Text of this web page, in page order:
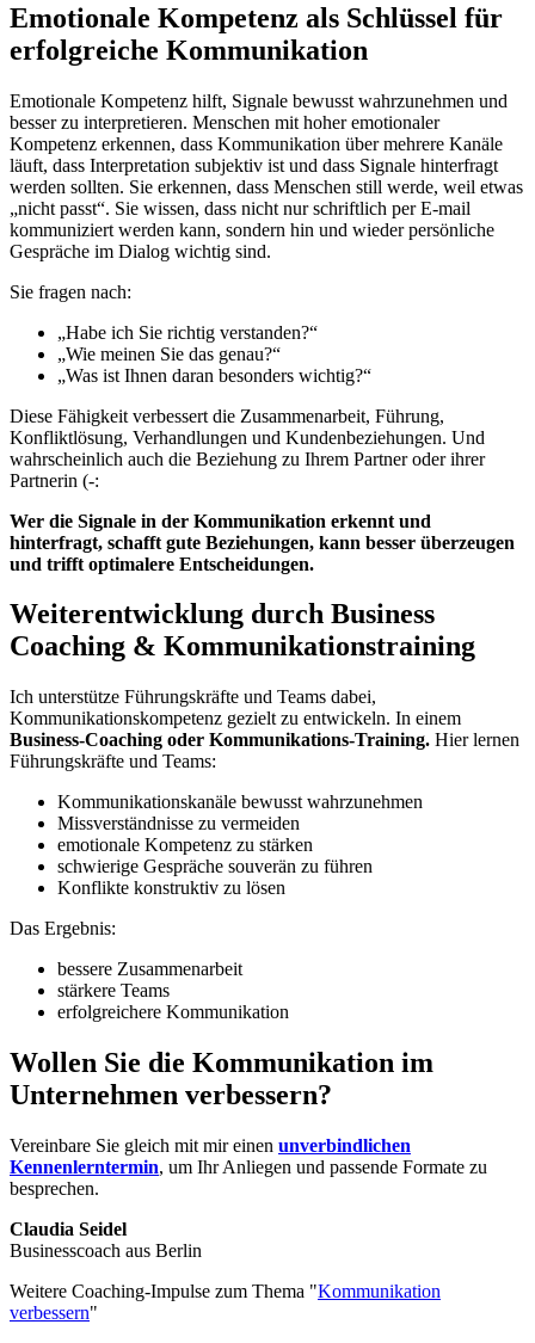
Emotionale Kompetenz als Schlüssel für
erfolgreiche Kommunikation
Emotionale Kompetenz hilft, Signale bewusst wahrzunehmen und
besser zu interpretieren. Menschen mit hoher emotionaler
Kompetenz erkennen, dass Kommunikation über mehrere Kanäle
läuft, dass Interpretation subjektiv ist und dass Signale hinterfragt
werden sollten. Sie erkennen, dass Menschen still werde, weil etwas
„nicht passt“. Sie wissen, dass nicht nur schriftlich per E-mail
kommuniziert werden kann, sondern hin und wieder persönliche
Gespräche im Dialog wichtig sind.
Sie fragen nach:
„Habe ich Sie richtig verstanden?“
„Wie meinen Sie das genau?“
„Was ist Ihnen daran besonders wichtig?“
Diese Fähigkeit verbessert die Zusammenarbeit, Führung,
Konfliktlösung, Verhandlungen und Kundenbeziehungen. Und
wahrscheinlich auch die Beziehung zu Ihrem Partner oder ihrer
Partnerin (-:
Wer die Signale in der Kommunikation erkennt und
hinterfragt, schafft gute Beziehungen, kann besser überzeugen
und trifft optimalere Entscheidungen.
Weiterentwicklung durch Business
Coaching & Kommunikationstraining
Ich unterstütze Führungskräfte und Teams dabei,
Kommunikationskompetenz gezielt zu entwickeln. In einem
Business-Coaching oder Kommunikations-Training. Hier lernen
Führungskräfte und Teams:
Kommunikationskanäle bewusst wahrzunehmen
Missverständnisse zu vermeiden
emotionale Kompetenz zu stärken
schwierige Gespräche souverän zu führen
Konflikte konstruktiv zu lösen
Das Ergebnis:
bessere Zusammenarbeit
stärkere Teams
erfolgreichere Kommunikation
Wollen Sie die Kommunikation im
Unternehmen verbessern?
Vereinbare Sie gleich mit mir einen unverbindlichen
Kennenlerntermin, um Ihr Anliegen und passende Formate zu
besprechen.
Claudia Seidel
Businesscoach aus Berlin
Weitere Coaching-Impulse zum Thema "Kommunikation
verbessern"